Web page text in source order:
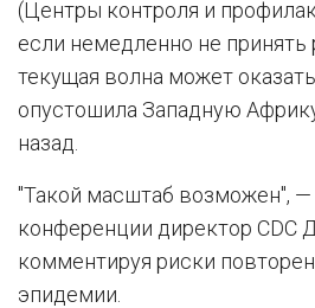
(Центры контроля и
если немедленно не
текущая волна может
опустошила Западную
назад.
"Такой масштаб возможен", —
конференции директор CDC
комментируя риски
эпидемии.